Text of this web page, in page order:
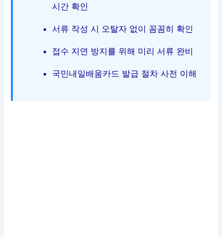
시간 확인
서류 작성 시 오탈자 없이 꼼꼼히 확인
접수 지연 방지를 위해 미리 서류 완비
국민내일배움카드 발급 절차 사전 이해